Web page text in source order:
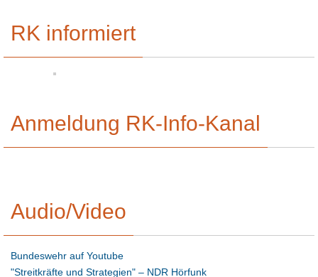
RK informiert
Anmeldung RK-Info-Kanal
Audio/Video
Bundeswehr auf Youtube
"Streitkräfte und Strategien" – NDR Hörfunk